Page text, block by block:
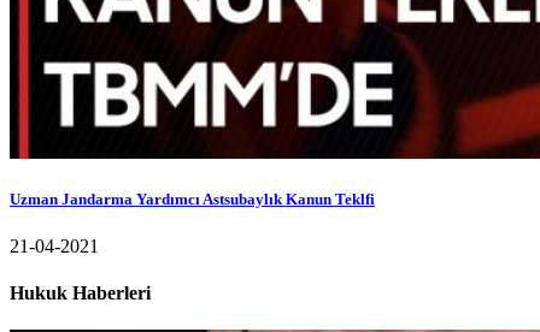
Uzman Jandarma Yardımcı Astsubaylık Kanun Teklfi
21-04-2021
Hukuk Haberleri